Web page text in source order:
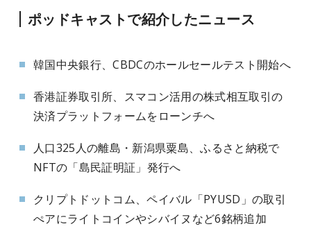
ポッドキャストで紹介したニュース
韓国中央銀行、CBDCのホールセールテスト開始へ
香港証券取引所、スマコン活用の株式相互取引の
決済プラットフォームをローンチへ
人口325人の離島・新潟県粟島、ふるさと納税で
NFTの「島民証明証」発行へ
クリプトドットコム、ペイバル「PYUSD」の取引
ぺアにライトコインやシバイヌなど6銘柄追加